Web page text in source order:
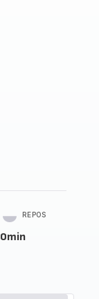
REPOS
0min